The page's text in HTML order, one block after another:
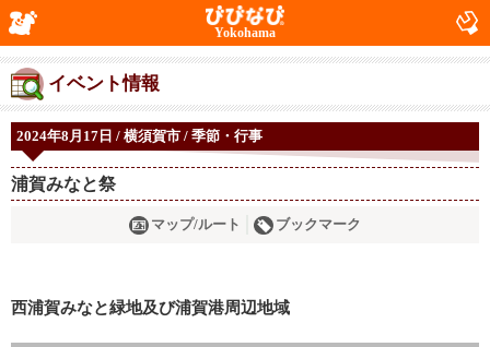
Yokohama
イベント情報
2024年8月17日 / 横須賀市 / 季節・行事
浦賀みなと祭
マップ/ルート ブックマーク
西浦賀みなと緑地及び浦賀港周辺地域